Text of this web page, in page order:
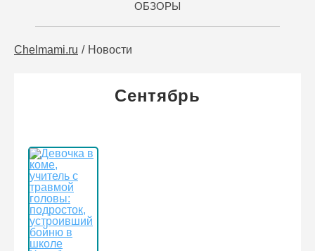
ОБЗОРЫ
Chelmami.ru Новости
Сентябрь